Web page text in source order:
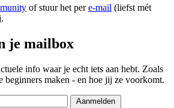
of stuur het pere-mail (liefst mét
je mailbox
info waar je echt iets aan hebt. Zoals
beginners maken - en hoe jij ze voorkomt.
Aanmelden